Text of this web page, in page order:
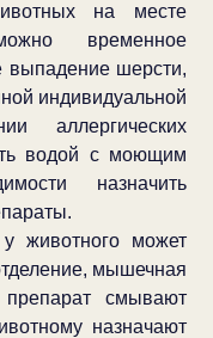
на месте
временное
выпадение шерсти,
индивидуальной
аллергических
водой с моющим
назначить
животного может
мышечная
смывают
назначают